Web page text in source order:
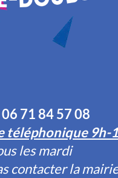
06 71 84 57 08
téléphonique 9h-
les mardi
contacter la